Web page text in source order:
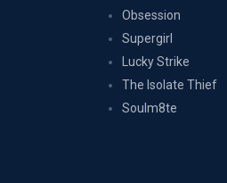
Obsession
Supergirl
Lucky Strike
The Isolate Thief
Soulm8te